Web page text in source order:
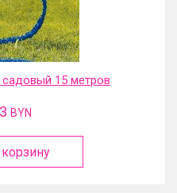
15 метров
BYN